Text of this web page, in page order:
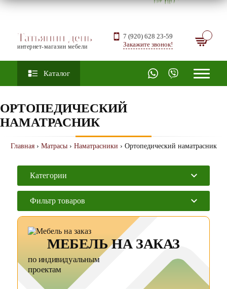
Татьянин день
интернет-магазин мебели
7 (920) 628 23-59
Закажите звонок!
Каталог
ОРТОПЕДИЧЕСКИЙ
НАМАТРАСНИК
Главная› Матрасы› Наматрасники › Ортопедический наматрасник
Категории
Фильтр товаров
МЕБЕЛЬ НА ЗАКАЗ
по индивидуальным
проектам